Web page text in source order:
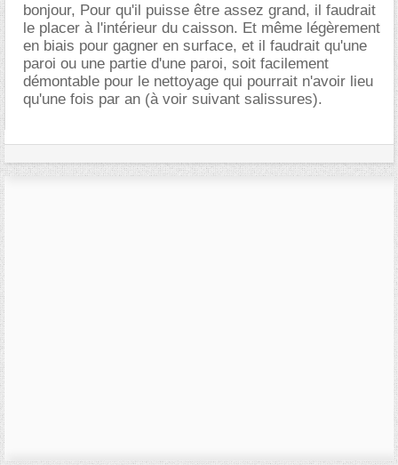
bonjour, Pour qu'il puisse être assez grand, il faudrait
le placer à l'intérieur du caisson. Et même légèrement
en biais pour gagner en surface, et il faudrait qu'une
paroi ou une partie d'une paroi, soit facilement
démontable pour le nettoyage qui pourrait n'avoir lieu
qu'une fois par an (à voir suivant salissures).